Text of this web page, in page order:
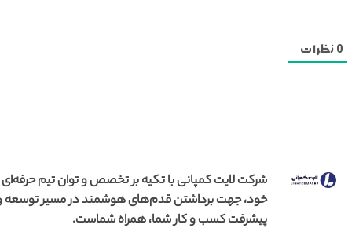
0 نظرات
شرکت لایت کمپانی با تکیه بر تخصص و توان تیم حرفه‌ای
خود، جهت برداشتن قدم‌های هوشمند در مسیر توسعه
پیشرفت کسب و کار شما، همراه شماست.